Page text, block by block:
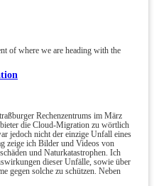
of where we are heading with the
Rechenzentrums im März
die Cloud-Migration zu wörtlich
jedoch nicht der einzige Unfall eines
zeige ich Bilder und Videos von
und Naturkatastrophen. Ich
dieser Unfälle, sowie über
gegen solche zu schützen. Neben